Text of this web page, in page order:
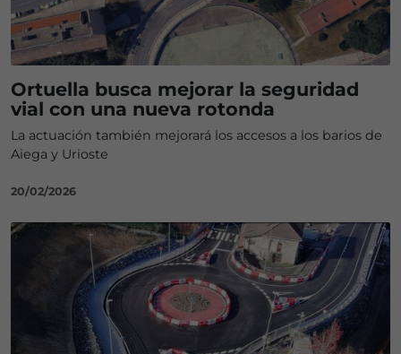
Ortuella busca mejorar la seguridad
vial con una nueva rotonda
La actuación también mejorará los accesos a los barios de
Aiega y Urioste
20/02/2026